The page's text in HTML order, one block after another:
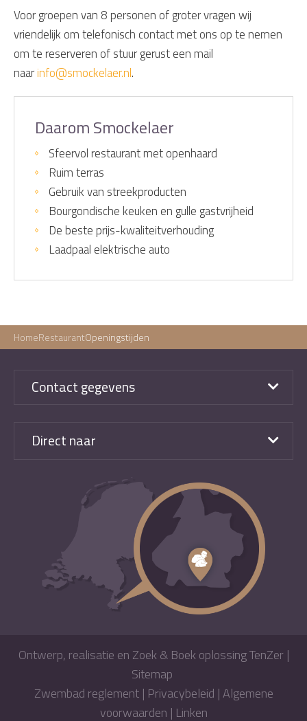
Voor groepen van 8 personen of groter vragen wij
vriendelijk om telefonisch contact met ons op te nemen
om te reserveren of stuur gerust een mail
naarinfo@smockelaer.nl.
Daarom Smockelaer
Sfeervol restaurant met openhaard
Ruim terras
Gebruik van streekproducten
Bourgondische keuken en gulle gastvrijheid
De beste prijs-kwaliteitverhouding
Laadpaal elektrische auto
HomeRestaurantOpeningstijden
Contact gegevens
Direct naar
Ontwerp, realisatie en Zoek & Boek oplossing TenZer|
Sitemap
Zwembad reglement| Privacybeleid |Algemene
voorwaarden | Linken